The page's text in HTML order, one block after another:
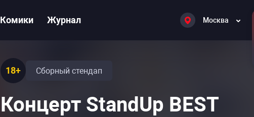
Комики Журнал Москва
18+ Сборный стендап
Концерт StandUp BEST